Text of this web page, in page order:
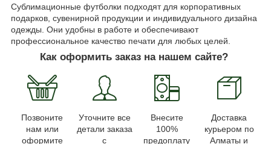
Сублимационные футболки подходят для корпоративных
подарков, сувенирной продукции и индивидуального дизайна
одежды. Они удобны в работе и обеспечивают
профессиональное качество печати для любых целей.
Как оформить заказ на нашем сайте?
Позвоните
нам или
оформите
Уточните все
детали заказа
с
Внесите
100%
предоплату
Доставка
курьером по
Алматы и